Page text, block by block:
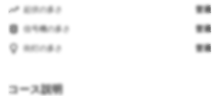
起伏の多さ 普通
信号機の多さ 普通
街灯の多さ 普通
コース説明